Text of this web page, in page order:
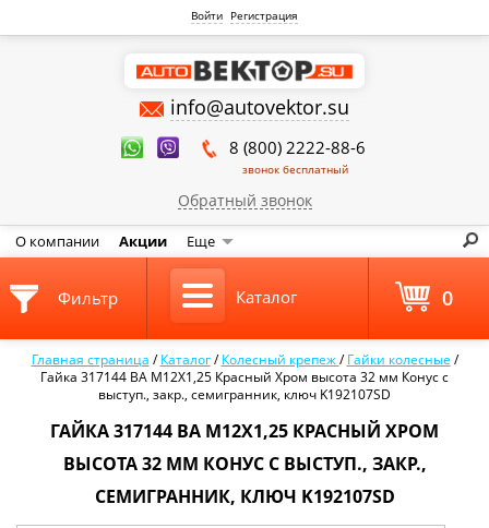
Войти Регистрация
info@autovektor.su
8 (800) 2222-88-6
звонок бесплатный
Обратный звонок
О компании Акции Еще
Главная страница /Каталог /Колесный крепеж/Гайки колесные /
Гайка 317144 BA M12X1,25 Красный Хром высота 32 мм Конус с
выступ., закр., семигранник, ключ K192107SD
ГАЙКА 317144 BA M12X1,25 КРАСНЫЙ ХРОМ
ВЫСОТА 32 ММ КОНУС С ВЫСТУП., ЗАКР.,
СЕМИГРАННИК, КЛЮЧ K192107SD
Фильтр Каталог 0